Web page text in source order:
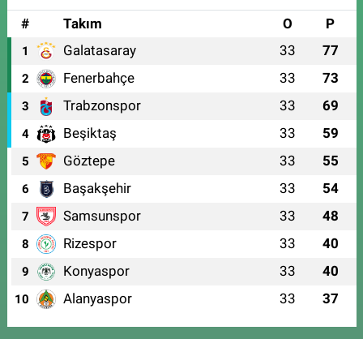
#
Takım O P
1 Galatasaray 33 77
2 Fenerbahçe 33 73
3 Trabzonspor 33 69
4 Beşiktaş 33 59
5 Göztepe 33 55
6 Başakşehir 33 54
7 Samsunspor 33 48
8 Rizespor 33 40
9 Konyaspor 33 40
10 Alanyaspor 33 37